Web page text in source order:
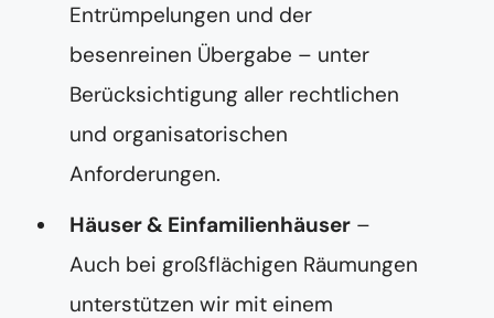
Entrümpelungen und der
besenreinen Übergabe – unter
Berücksichtigung aller rechtlichen
und organisatorischen
Anforderungen.
Häuser & Einfamilienhäuser –
Auch bei großflächigen Räumungen
unterstützen wir mit einem